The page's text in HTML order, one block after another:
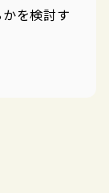
を検討す